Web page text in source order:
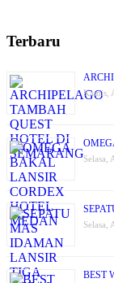
Terbaru
Kamis,
Selasa,
Selasa,
BEST